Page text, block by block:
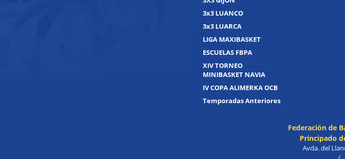
3x3 LUANCO
3x3 LUARCA
LIGA MAXIBASKET
ESCUELAS FBPA
XIV TORNEO
MINIBASKET NAVIA
IV COPA ALIMERKA OCB
Temporadas Anteriores
Federación de
Principado
Avda. del